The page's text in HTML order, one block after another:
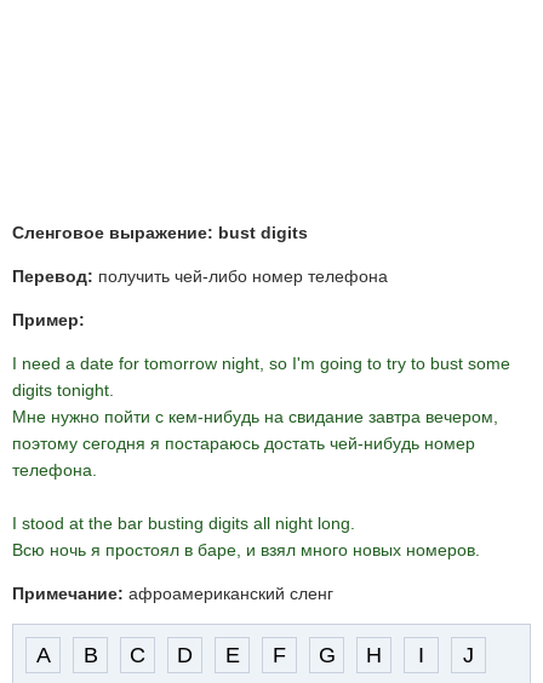
Сленговое выражение: bust digits
Перевод: получить чей-либо номер телефона
Пример:
I need a date for tomorrow night, so I'm going to try to bust some
digits tonight.
Мне нужно пойти с кем-нибудь на свидание завтра вечером,
поэтому сегодня я постараюсь достать чей-нибудь номер
телефона.
I stood at the bar busting digits all night long.
Всю ночь я простоял в баре, и взял много новых номеров.
Примечание: афроамериканский сленг
A B C D E F G H I
J